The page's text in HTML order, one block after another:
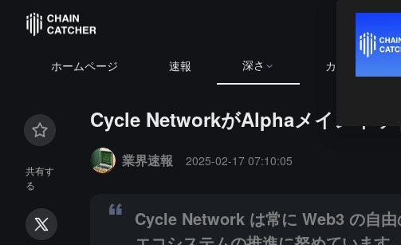
ホームページ 速報 深さ カレンダー
共有す
る
Cycle NetworkがAlphaメインネッ
業界速報 2025-02-17 07:10:05
Cycle Network は常に Web3 の自